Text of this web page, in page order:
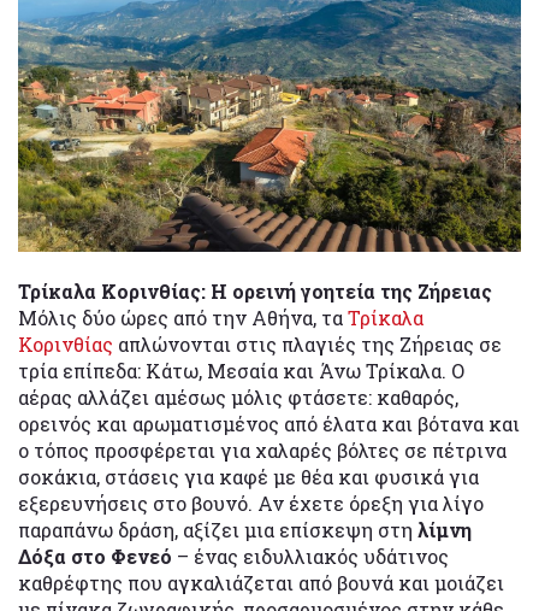
Τρίκαλα Κορινθίας: Η ορεινή γοητεία της Ζήρειας
Μόλις δύο ώρες από την Αθήνα, ταΤρίκαλα
Κορινθίας απλώνονται στις πλαγιές της Ζήρειας σε
τρία επίπεδα: Κάτω, Μεσαία και Άνω Τρίκαλα. Ο
αέρας αλλάζει αμέσως μόλις φτάσετε: καθαρός,
ορεινός και αρωματισμένος από έλατα και βότανα και
ο τόπος προσφέρεται για χαλαρές βόλτες σε πέτρινα
σοκάκια, στάσεις για καφέ με θέα και φυσικά για
εξερευνήσεις στο βουνό. Αν έχετε όρεξη για λίγο
παραπάνω δράση, αξίζει μια επίσκεψη στη λίμνη
Δόξα στο Φενεό – ένας ειδυλλιακός υδάτινος
καθρέφτης που αγκαλιάζεται από βουνά και μοιάζει